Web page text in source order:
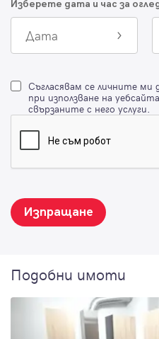
Изберете дата и час за
Дата
Съгласявам се личните
при използване на
свързаните с него услуги.
Изпращане
Подобни имоти